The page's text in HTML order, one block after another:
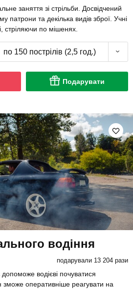
заняття зі стрільби. Досвідчений
патрони та декілька видів зброї. Учні
стріляючи по мішенях.
по 150 пострілів (2,5 год.)
Подарувати
водіння
подарували 13 204 рази
водієві почуватися
зможе оперативніше реагувати на